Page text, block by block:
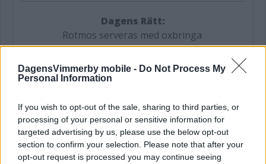
DagensVimmerby mobile - Do Not Process My
Personal Information
If you wish to opt-out of the sale, sharing to third parties, or
processing of your personal or sensitive information for
targeted advertising by us, please use the below opt-out
section to confirm your selection. Please note that after your
opt-out request is processed you may continue seeing
Dagens Rätt:
Rotmos serveras med oxbringa
Ugnstekt lax med färskost/dill och räkor,
vitvinssås, citron samt kokt potatis
Dagens Rätt:
Parmesanspanerad kyckling serveras med
tomatsås samt vitkålsgratäng
Dagens Fisk: